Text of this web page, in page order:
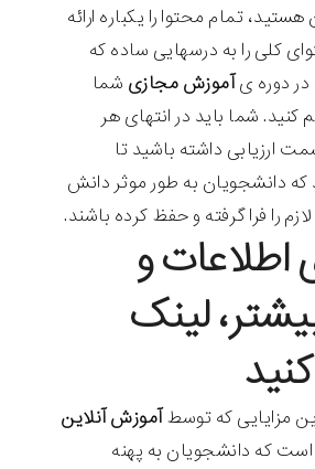
تمام محتوا را یکباره ارائه
کلی را به درسهایی ساده که
دوره یآموزش مجازی شما
شما باید در انتهای هر
داشته باشید تا
دانشجویان به طور موثر دانش
را فرا گرفته و حفظ کرده باشند.
اطلاعات و
لینک
مزایایی که توسطآموزش آنلاین
است که دانشجویان به پهنه